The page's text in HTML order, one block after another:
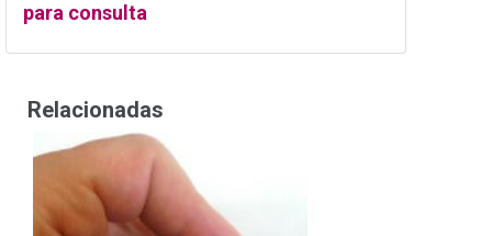
para consulta
Relacionadas